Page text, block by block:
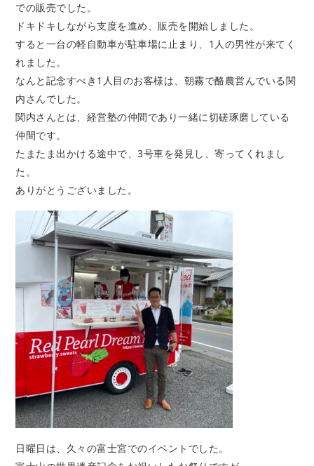
での販売でした。
ドキドキしながら支度を進め、販売を開始しました。
すると一台の軽自動車が駐車場に止まり、1人の男性が来てく
れました。
なんと記念すべき1人目のお客様は、朝霧で酪農営んでいる関
内さんでした。
関内さんとは、経営塾の仲間であり一緒に切磋琢磨している
仲間です。
たまたま出かける途中で、3号車を発見し、寄ってくれまし
た。
ありがとうございました。
日曜日は、久々の富士宮でのイベントでした。